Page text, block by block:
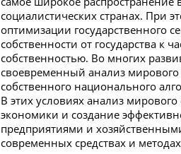
социалистических странах. При
оптимизации государственного
собственности от государства к
собственностью. Во многих
своевременный анализ
собственного национального
В этих условиях анализ
экономики и создание
предприятиями и
современных средствах и